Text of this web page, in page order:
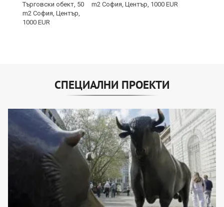
m2 София, Център, 1000 EUR
СПЕЦИАЛНИ ПРОЕКТИ